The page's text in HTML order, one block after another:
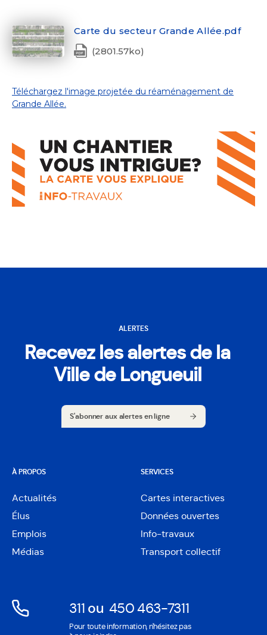
Carte du secteur Grande Allée.pdf
(2801.57ko)
Téléchargez l'image projetée du réaménagement de
Grande Allée.
ALERTES
Recevez les alertes de la
Ville de Longueuil
S'abonner aux alertes en ligne
À PROPOS
Actualités
Élus
Emplois
Médias
SERVICES
Cartes interactives
Ouvre
dans
une
nouvelle
Données ouvertes
Ouvre
dans
une
Info-travaux
Transport collectif
311Ouvre
dans
ou 450 463-7311
Ouvre
dans
Pour toute information, n'hésitez pas